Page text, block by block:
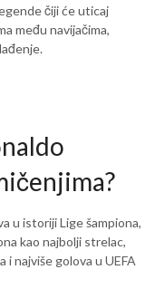
čiji će uticaj
među navijačima,
u istoriji Lige šampiona,
kao najbolji strelac,
i najviše golova u UEFA